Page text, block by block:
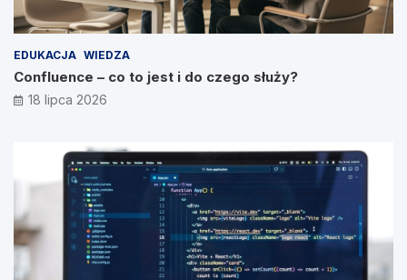
EDUKACJA WIEDZA
Confluence – co to jest i do czego służy?
18 lipca 2026